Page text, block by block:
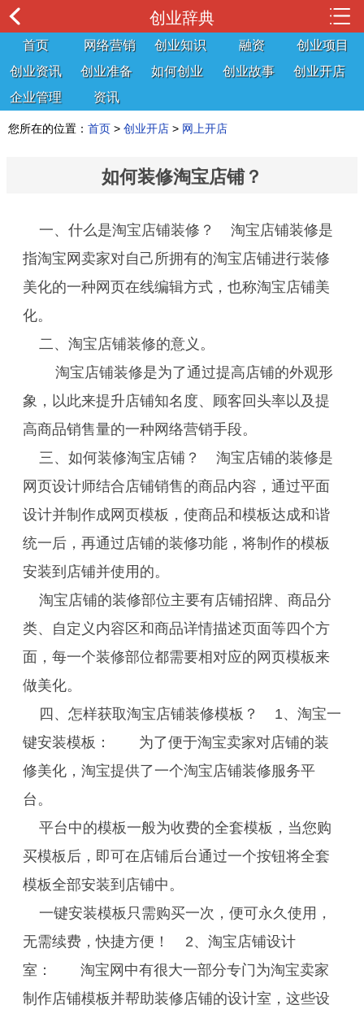
创业辞典
首页 网络营销 创业知识 融资
创业项目
创业资讯
创业准备 如何创业 创业故事
创业开店
企业管理
资讯
您所在的位置： 首页 > 创业开店 > 网上开店
如何装修淘宝店铺？
一、什么是淘宝店铺装修？ 淘宝店铺装修是
指淘宝网卖家对自己所拥有的淘宝店铺进行装修
美化的一种网页在线编辑方式，也称淘宝店铺美
化。
二、淘宝店铺装修的意义。
淘宝店铺装修是为了通过提高店铺的外观形
象，以此来提升店铺知名度、顾客回头率以及提
高商品销售量的一种网络营销手段。
三、如何装修淘宝店铺？ 淘宝店铺的装修是
网页设计师结合店铺销售的商品内容，通过平面
设计并制作成网页模板，使商品和模板达成和谐
统一后，再通过店铺的装修功能，将制作的模板
安装到店铺并使用的。
淘宝店铺的装修部位主要有店铺招牌、商品分
类、自定义内容区和商品详情描述页面等四个方
面，每一个装修部位都需要相对应的网页模板来
做美化。
四、怎样获取淘宝店铺装修模板？ 1、淘宝一
键安装模板： 为了便于淘宝卖家对店铺的装
修美化，淘宝提供了一个淘宝店铺装修服务平
台。
平台中的模板一般为收费的全套模板，当您购
买模板后，即可在店铺后台通过一个按钮将全套
模板全部安装到店铺中。
一键安装模板只需购买一次，便可永久使用，
无需续费，快捷方便！ 2、淘宝店铺设计
室： 淘宝网中有很大一部分专门为淘宝卖家
制作店铺模板并帮助装修店铺的设计室，这些设